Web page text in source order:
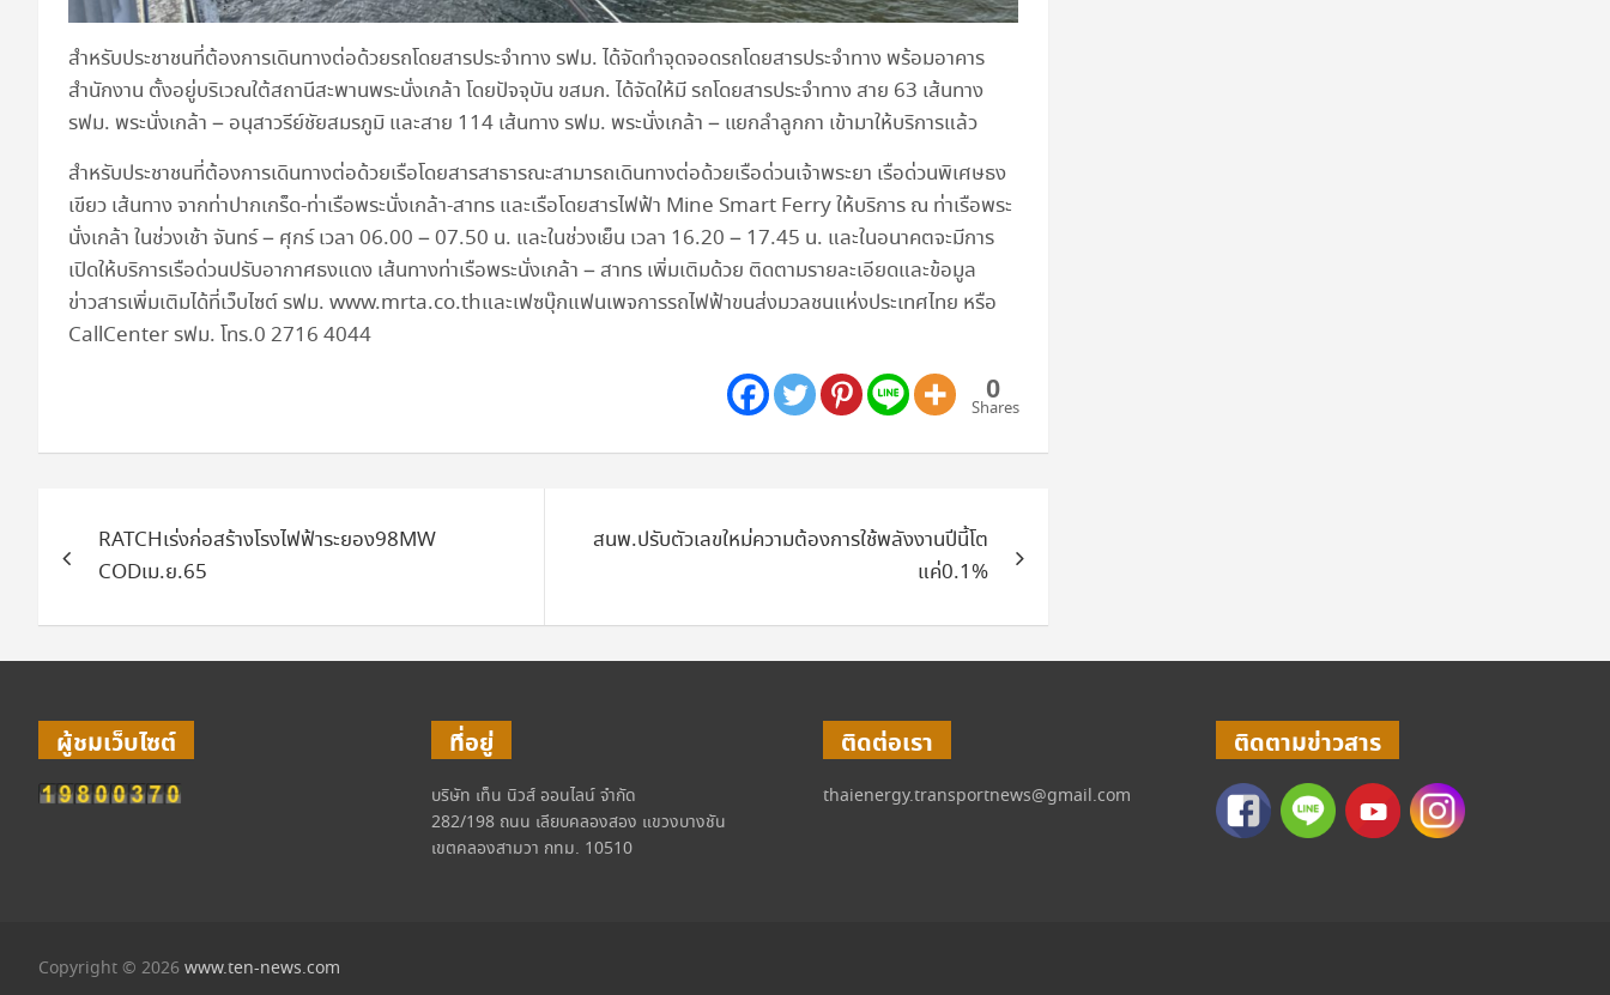
สำหรับประชาชนที่ต้องการเดินทางต่อด้วยรถโดยสารประจำทาง รฟม. ได้จัดทำจุดจอดรถโดยสารประจำทาง พร้อมอาคาร
สำนักงาน ตั้งอยู่บริเวณใต้สถานีสะพานพระนั่งเกล้า โดยปัจจุบัน ขสมก. ได้จัดให้มี รถโดยสารประจำทาง สาย 63 เส้นทาง
รฟม. พระนั่งเกล้า – อนุสาวรีย์ชัยสมรภูมิ และสาย 114 เส้นทาง รฟม. พระนั่งเกล้า – แยกลำลูกกา เข้ามาให้บริการแล้ว
สำหรับประชาชนที่ต้องการเดินทางต่อด้วยเรือโดยสารสาธารณะสามารถเดินทางต่อด้วยเรือด่วนเจ้าพระยา เรือด่วนพิเศษธง
เขียว เส้นทาง จากท่าปากเกร็ด-ท่าเรือพระนั่งเกล้า-สาทร และเรือโดยสารไฟฟ้า Mine Smart Ferry ให้บริการ ณ ท่าเรือพระ
นั่งเกล้า ในช่วงเช้า จันทร์ – ศุกร์ เวลา 06.00 – 07.50 น. และในช่วงเย็น เวลา 16.20 – 17.45 น. และในอนาคตจะมีการ
เปิดให้บริการเรือด่วนปรับอากาศธงแดง เส้นทางท่าเรือพระนั่งเกล้า – สาทร เพิ่มเติมด้วย ติดตามรายละเอียดและข้อมูล
ข่าวสารเพิ่มเติมได้ที่เว็บไซต์ รฟม. www.mrta.co.thและเฟซบุ๊กแฟนเพจการรถไฟฟ้าขนส่งมวลชนแห่งประเทศไทย หรือ
CallCenter รฟม. โทร.0 2716 4044
0
Shares
เรื่องRATCHเร่งก่อสร้างโรงไฟฟ้าระยอง98MW
CODเม.ย.65
สนพ.ปรับตัวเลขใหม่ความต้องการใช้พลังงานปีนี้โต
แค่0.1%
ผู้ชมเว็บไซต์ ที่อยู่
บริษัท เท็น นิวส์ ออนไลน์ จำกัด
282/198 ถนน เลียบคลองสอง แขวงบางชัน
เขตคลองสามวา กทม. 10510
ติดต่อเรา
thaienergy.transportnews@gmail.com
ติดตามข่าวสาร
Copyright © 2026 www.ten-news.com